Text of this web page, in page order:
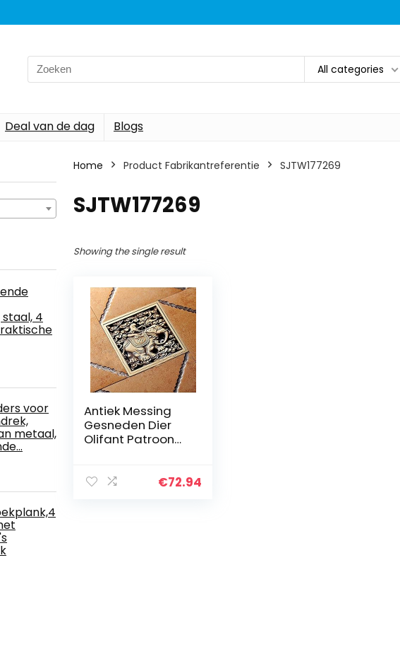
Search
for:
All categories
Deal van de dag Blogs
4
voor
metaal,
Home Product Fabrikantreferentie SJTW177269
SJTW177269
Showing the single result
Antiek Messing
Gesneden Dier
Olifant Patroon
4″Vierkante
€72.94